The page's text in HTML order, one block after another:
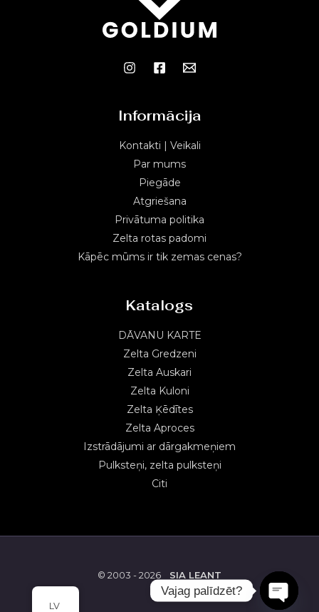
Informācija
Kontakti | Veikali
Par mums
Piegāde
Atgriešana
Privātuma politika
Zelta rotas padomi
Kāpēc mūms ir tik zemas cenas?
Katalogs
DĀVANU KARTE
Zelta Gredzeni
Zelta Auskari
Zelta Kuloni
Zelta Ķēdītes
Zelta Aproces
Izstrādājumi ar dārgakmeņiem
Pulksteņi, zelta pulksteņi
Citi
© 2003 - 2026 SIA LEANT
LV
Vajag palīdzēt?